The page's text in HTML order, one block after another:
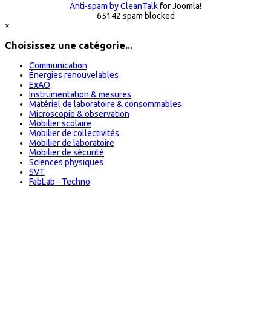
Anti-spam by CleanTalkfor Joomla!
65142 spam blocked
×
Choisissez une catégorie...
Communication
Énergies renouvelables
ExAO
Instrumentation & mesures
Matériel de laboratoire & consommables
Microscopie & observation
Mobilier scolaire
Mobilier de collectivités
Mobilier de laboratoire
Mobilier de sécurité
Sciences physiques
SVT
FabLab - Techno